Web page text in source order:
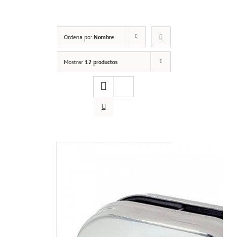
Ordena por Nombre
Mostrar 12 productos